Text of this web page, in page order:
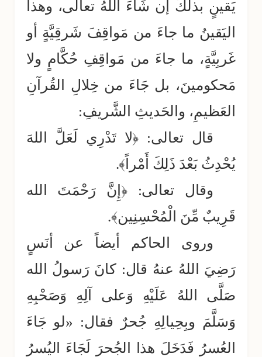
يَقينٍ بذلكَ إن شَاءَ اللهُ تعالى، وهذا
اليَقينُ ما جاءَ من مَواقِفَ شَرقِيَّةٍ أو
غَربِيَّةٍ، ما جاءَ من مَواقِفِ حُكَّامٍ ولا
مَحكومينَ، بل جَاءَ من خِلالِ القُرآنِ
العَظيمِ، والحَديثِ الشَّريفِ:
قال تعالى: ﴿لا تَدْرِي لَعَلَّ اللهَ
يُحْدِثُ بَعْدَ ذَلِكَ أَمْراً﴾.
وقال تعالى: ﴿إِنَّ رَحْمَتَ الله
قَرِيبٌ مِّنَ الْمُحْسِنِين﴾.
وروى الحاكم أيضاً عن أنَسٍ
رَضِيَ اللهُ عنهُ قال: كانَ رَسولُ الله
صَلَّى اللهُ عَلَيْهِ وَعلى آلِهِ وَصَحْبِهِ
وَسَلَّمَ وبِحِيالِهِ جُحرٌ فقال: «لو جَاءَ
العُسرُ فَدَخَلَ هذا الجُحرَ لَجَاءَ اليُسرُ